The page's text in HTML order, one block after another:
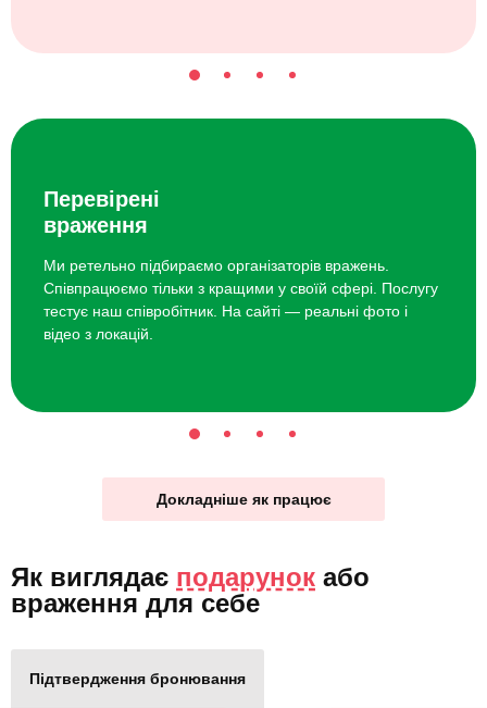
Перевірені
враження
Ми ретельно підбираємо організаторів вражень.
Співпрацюємо тільки з кращими у своїй сфері. Послугу
тестує наш співробітник. На сайті — реальні фото і
відео з локацій.
Докладніше як працює
Як виглядає подарунок або
враження для себе
Підтвердження бронювання